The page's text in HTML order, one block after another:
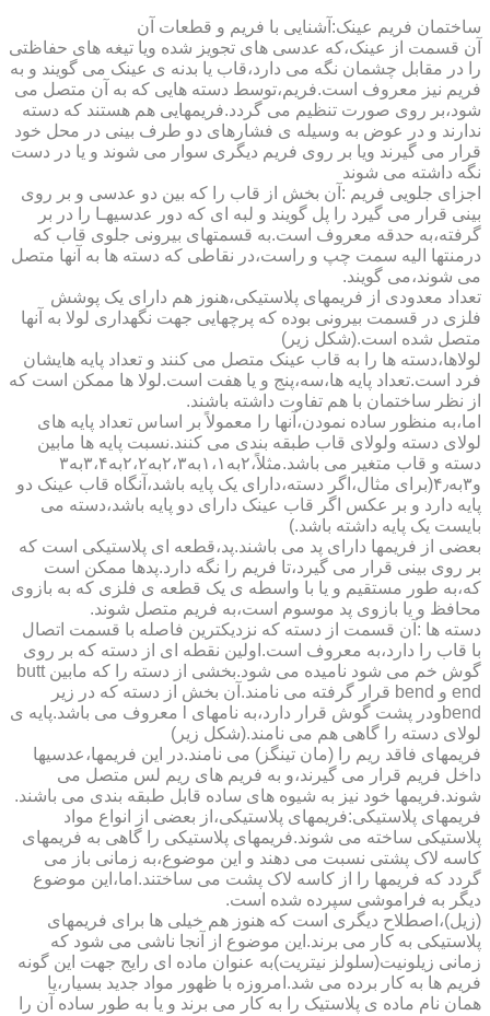
ساختمان فریم عینک:آشنایی با فریم و قطعات آن
آن قسمت از عینک،که عدسی های تجویز شده ویا تیغه های حفاظتی
را در مقابل چشمان نگه می دارد،قاب یا بدنه ی عینک می گویند و به
فریم نیز معروف است.فریم،توسط دسته هایی که به آن متصل می
شود،بر روی صورت تنظیم می گردد.فریمهایی هم هستند که دسته
ندارند و در عوض به وسیله ی فشارهای دو طرف بینی در محل خود
قرار می گیرند ویا بر روی فریم دیگری سوار می شوند و یا در دست
نگه داشته می شوند
اجزای جلویی فریم :آن بخش از قاب را که بین دو عدسی و بر روی
بینی قرار می گیرد را پل گویند و لبه ای که دور عدسیهـا را در بر
گرفته،به حدقه معروف است.به قسمتهای بیرونی جلوی قاب که
درمنتها الیه سمت چپ و راست،در نقاطی که دسته ها به آنها متصل
می شوند،می گویند.
تعداد معدودی از فریمهای پلاستیکی،هنوز هم دارای یک پوشش
فلزی در قسمت بیرونی بوده که پرچهایی جهت نگهداری لولا به آنها
متصل شده است.(شکل زیر)
لولاها،دسته ها را به قاب عینک متصل می کنند و تعداد پایه هایشان
فرد است.تعداد پایه ها،سه،پنج و یا هفت است.لولا ها ممکن است که
از نظر ساختمان با هم تفاوت داشته باشند.
اما،به منظور ساده نمودن،آنها را معمولاً بر اساس تعداد پایه های
لولای دسته ولولای قاب طبقه بندی می کنند.نسبت پایه ها مابین
دسته و قاب متغیر می باشد.مثلاً،۲به۱،۱به۲،۳به۲،۲به۳،۴به۳
و۳به۴٫(برای مثال،اگر دسته،دارای یک پایه باشد،آنگاه قاب عینک دو
پایه دارد و بر عکس اگر قاب عینک دارای دو پایه باشد،دسته می
بایست یک پایه داشته باشد.)
بعضی از فریمها دارای پد می باشند.پد،قطعه ای پلاستیکی است که
بر روی بینی قرار می گیرد،تا فریم را نگه دارد.پدها ممکن است
که،به طور مستقیم و یا با واسطه ی یک قطعه ی فلزی که به بازوی
محافظ و یا بازوی پد موسوم است،به فریم متصل شوند.
دسته ها :آن قسمت از دسته که نزدیکترین فاصله با قسمت اتصال
با قاب را دارد،به معروف است.اولین نقطه ای از دسته که بر روی
گوش خم می شود نامیده می شود.بخشی از دسته را که مابین butt
end و bend قرار گرفته می نامند.آن بخش از دسته که در زیر
bendودر پشت گوش قرار دارد،به نامهای l معروف می باشد.پایه ی
لولای دسته را گاهی هم می نامند.(شکل زیر)
فریمهای فاقد ریم را (مان تینگز) می نامند.در این فریمها،عدسیها
داخل فریم قرار می گیرند،و به فریم های ریم لس متصل می
شوند.فریمها خود نیز به شیوه های ساده قابل طبقه بندی می باشند.
فریمهای پلاستیکی:فریمهای پلاستیکی،از بعضی از انواع مواد
پلاستیکی ساخته می شوند.فریمهای پلاستیکی را گاهی به فریمهای
کاسه لاک پشتی نسبت می دهند و این موضوع،به زمانی باز می
گردد که فریمها را از کاسه لاک پشت می ساختند.اما،این موضوع
دیگر به فراموشی سپرده شده است.
(زیل)،اصطلاح دیگری است که هنوز هم خیلی ها برای فریمهای
پلاستیکی به کار می برند.این موضوع از آنجا ناشی می شود که
زمانی زیلونیت(سلولز نیتریت)به عنوان ماده ای رایج جهت این گونه
فریم ها به کار برده می شد.امروزه با ظهور مواد جدید بسیار،یا
همان نام ماده ی پلاستیک را به کار می برند و یا به طور ساده آن را